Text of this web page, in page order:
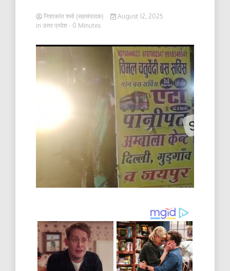
निशाकांत शर्मा (सहसंपादक)
August 12, 2025
in उत्तर प्रदेश - 0 Minutes